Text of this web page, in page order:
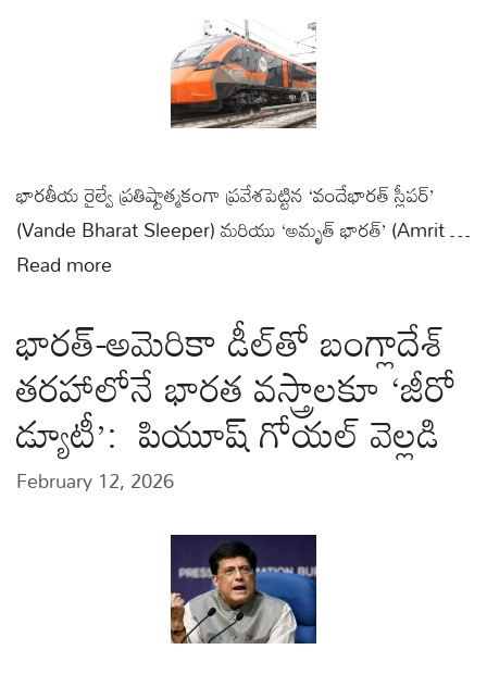
భారతీయ రైల్వే ప్రతిష్టాత్మకంగా ప్రవేశపెట్టిన ‘వందేభారత్ స్లీపర్’
(Vande Bharat Sleeper) మరియు ‘అమృత్ భారత్’ (Amrit …
Read more
భారత్-అమెరికా డీల్‌తో బంగ్లాదేశ్
తరహాలోనే భారత వస్త్రాలకూ ‘జీరో
డ్యూటీ’: పియూష్ గోయల్ వెల్లడి
February 12, 2026